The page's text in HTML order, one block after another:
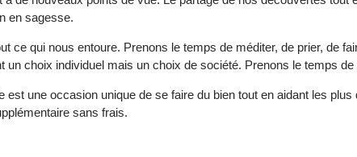
en sagesse.
ce qui nous entoure. Prenons le temps de méditer, de prier, de
un choix individuel mais un choix de société. Prenons le temps
une occasion unique de se faire du bien tout en aidant les plus
sans frais.